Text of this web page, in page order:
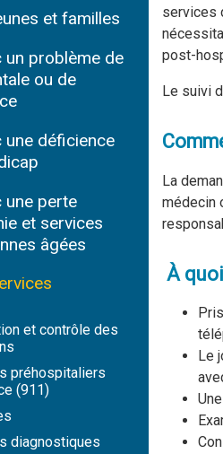
et familles
un problème de
ou de
une déficience
une perte
et services
âgées
et contrôle des
préhospitaliers
(911)
diagnostiques
services
post-
Le suivi
La
médecin
À
Le